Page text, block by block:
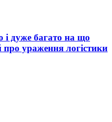
дуже багато на що
ураження логістики